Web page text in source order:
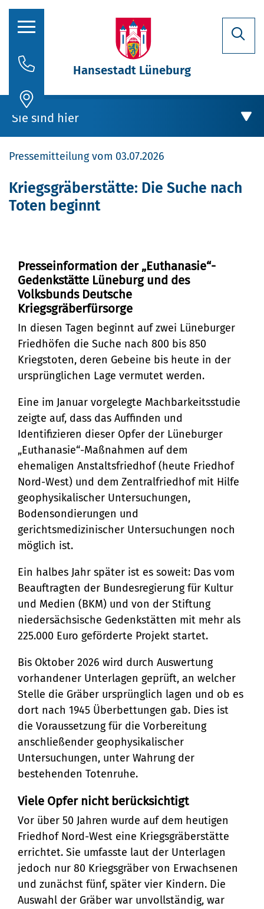
Aktuelles
Stadtporträt
Oberbürgermeisterin
Politik
Bürgerservice
Bürgeramt
Online-Dienste
Rückrufformular
Sag's uns einfach
Klimaschutz und Umwelt
Klimaschutz
Klimaanpassung
Grünes Lüneburg
Umwelt
Nachhaltigkeit
Bauen und Mobilität
Stadtentwicklung
Straßen- und
Brückenbau
Denkmalschutz
Mobilität
Sanierungsgebiete
Wohnen
Kultur und Freizeit
Kulturhäuser und
Bibliotheken
Kulturreferat
Sport
Stadtarchiv
Tourismus
Veranstaltungskalender
(Metropolregion HH)
Gesellschaft, Soziales und
Bildung
Bildung
Soziales
Familie und Betreuung
Stadtteilarbeit
Bürger:innenbeteiligung
Ehrenamt
Sicherheit und Ordnung
Ordnungsamt
Schiedsamt
Ortsrecht
Straßenreinigung und
Winterdienst
Telefon:
E-Mail:
stadt@stadt.lueneburg.de
Anschrift:
Am Ochsenmarkt 1
21335 Lüneburg
Hansestadt Lüneburg
Sie sind hier
Rathaus
Kriegsgräberstätte: Die Suche nach Toten
beginnt
Pressemitteilung vom 03.07.2026
Kriegsgräberstätte: Die Suche nach
Toten beginnt
Presseinformation der „Euthanasie“-
Gedenkstätte Lüneburg und des
Volksbunds Deutsche
Kriegsgräberfürsorge
In diesen Tagen beginnt auf zwei Lüneburger
Friedhöfen die Suche nach 800 bis 850
Kriegstoten, deren Gebeine bis heute in der
ursprünglichen Lage vermutet werden.
Eine im Januar vorgelegte Machbarkeitsstudie
zeigte auf, dass das Auffinden und
Identifizieren dieser Opfer der Lüneburger
„Euthanasie“-Maßnahmen auf dem
ehemaligen Anstaltsfriedhof (heute Friedhof
Nord-West) und dem Zentralfriedhof mit Hilfe
geophysikalischer Untersuchungen,
Bodensondierungen und
gerichtsmedizinischer Untersuchungen noch
möglich ist.
Ein halbes Jahr später ist es soweit: Das vom
Beauftragten der Bundesregierung für Kultur
und Medien (BKM) und von der Stiftung
niedersächsische Gedenkstätten mit mehr als
225.000 Euro geförderte Projekt startet.
Bis Oktober 2026 wird durch Auswertung
vorhandener Unterlagen geprüft, an welcher
Stelle die Gräber ursprünglich lagen und ob es
dort nach 1945 Überbettungen gab. Dies ist
die Voraussetzung für die Vorbereitung
anschließender geophysikalischer
Untersuchungen, unter Wahrung der
bestehenden Totenruhe.
Viele Opfer nicht berücksichtigt
Vor über 50 Jahren wurde auf dem heutigen
Friedhof Nord-West eine Kriegsgräberstätte
errichtet. Sie umfasste laut der Unterlagen
jedoch nur 80 Kriegsgräber von Erwachsenen
und zunächst fünf, später vier Kindern. Die
Auswahl der Gräber war unvollständig, war